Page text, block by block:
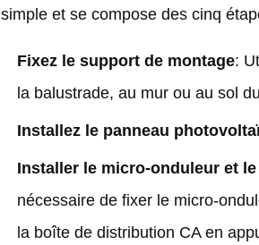
simple et se compose des cinq
Fixez le support de montage:
la balustrade, au mur ou au sol
Installez le panneau
Installer le micro-onduleur et
nécessaire de fixer le micro-
la boîte de distribution CA en